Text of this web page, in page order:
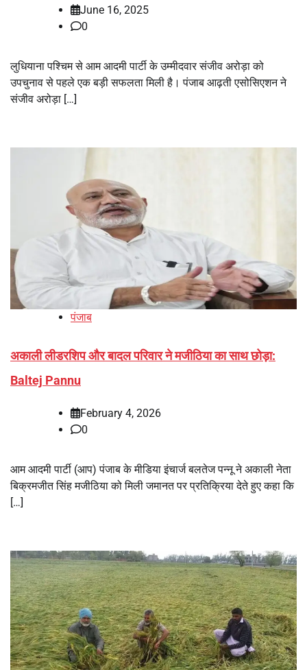
June 16, 2025
0
लुधियाना पश्चिम से आम आदमी पार्टी के उम्मीदवार संजीव अरोड़ा को
उपचुनाव से पहले एक बड़ी सफलता मिली है। पंजाब आढ़ती एसोसिएशन ने
संजीव अरोड़ा […]
पंजाब
अकाली लीडरशिप और बादल परिवार ने मजीठिया का साथ छोड़ा:
Baltej Pannu
February 4, 2026
0
आम आदमी पार्टी (आप) पंजाब के मीडिया इंचार्ज बलतेज पन्नू ने अकाली नेता
बिक्रमजीत सिंह मजीठिया को मिली जमानत पर प्रतिक्रिया देते हुए कहा कि
[…]